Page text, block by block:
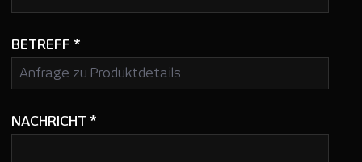
BETREFF*
NACHRICHT*